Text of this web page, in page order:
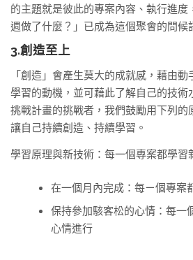
的主題就是彼此的專案內容、執行進
週做了什麼？」已成為這個聚會的問候
3.創造至上
「創造」會產生莫大的成就感，藉由
學習的動機，並可藉此了解自己的技
挑戰計畫的挑戰者，我們鼓勵用下列的
讓自己持續創造、持續學習。
學習原理與新技術：每一個專案都學習
在一個月內完成：每ㄧ個專案
保持參加駭客松的心情：每一
心情進行